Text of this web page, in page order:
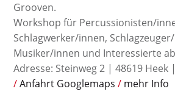
Grooven.
Workshop für Percussionisten/
Schlagwerker/innen,
Musiker/innen und Interessierte
Adresse: Steinweg 2 | 48619 Heek
Anfahrt Googlemaps
mehr Info